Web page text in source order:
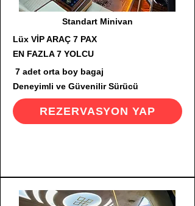
Standart Minivan
Lüx VİP ARAÇ 7 PAX
EN FAZLA 7 YOLCU
7 adet orta boy bagaj
Deneyimli ve Güvenilir Sürücü
REZERVASYON YAP